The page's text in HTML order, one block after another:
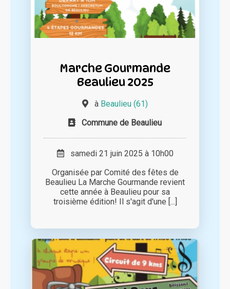
Marche Gourmande
Beaulieu 2025
à Beaulieu (61)
Commune de Beaulieu
samedi 21 juin 2025 à 10h00
Organisée par Comité des fêtes de
Beaulieu La Marche Gourmande revient
cette année à Beaulieu pour sa
troisième édition! Il s'agit d'une [...]